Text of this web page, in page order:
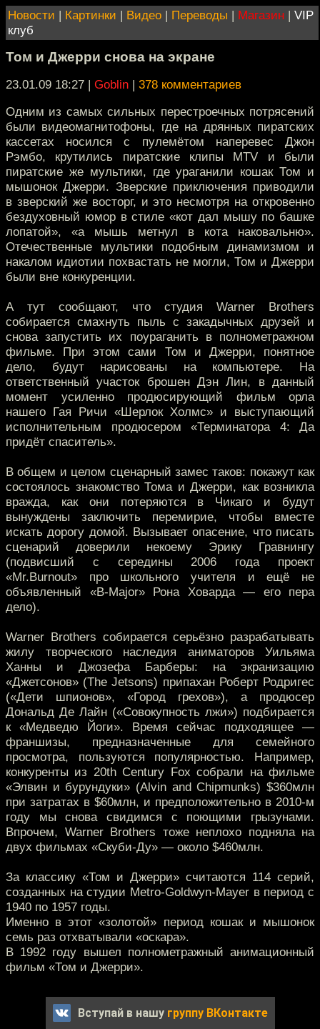
Новости | Картинки | Видео | Переводы | Магазин | VIP
клуб
Том и Джерри снова на экране
23.01.09 18:27 | Goblin | 378 комментариев
Одним из самых сильных перестроечных потрясений
были видеомагнитофоны, где на дрянных пиратских
кассетах носился с пулемётом наперевес Джон
Рэмбо, крутились пиратские клипы MTV и были
пиратские же мультики, где ураганили кошак Том и
мышонок Джерри. Зверские приключения приводили
в зверский же восторг, и это несмотря на откровенно
бездуховный юмор в стиле «кот дал мышу по башке
лопатой», «а мышь метнул в кота наковальню».
Отечественные мультики подобным динамизмом и
накалом идиотии похвастать не могли, Том и Джерри
были вне конкуренции.
А тут сообщают, что студия Warner Brothers
собирается смахнуть пыль с закадычных друзей и
снова запустить их поураганить в полнометражном
фильме. При этом сами Том и Джерри, понятное
дело, будут нарисованы на компьютере. На
ответственный участок брошен Дэн Лин, в данный
момент усиленно продюсирующий фильм орла
нашего Гая Ричи «Шерлок Холмс» и выступающий
исполнительным продюсером «Терминатора 4: Да
придёт спаситель».
В общем и целом сценарный замес таков: покажут как
состоялось знакомство Тома и Джерри, как возникла
вражда, как они потеряются в Чикаго и будут
вынуждены заключить перемирие, чтобы вместе
искать дорогу домой. Вызывает опасение, что писать
сценарий доверили некоему Эрику Гравнингу
(подвисший с середины 2006 года проект
«Mr.Burnout» про школьного учителя и ещё не
объявленный «B-Major» Рона Ховарда — его пера
дело).
Warner Brothers собирается серьёзно разрабатывать
жилу творческого наследия аниматоров Уильяма
Ханны и Джозефа Барберы: на экранизацию
«Джетсонов» (The Jetsons) припахан Роберт Родригес
(«Дети шпионов», «Город грехов»), а продюсер
Дональд Де Лайн («Совокупность лжи») подбирается
к «Медведю Йоги». Время сейчас подходящее —
франшизы, предназначенные для семейного
просмотра, пользуются популярностью. Например,
конкуренты из 20th Century Fox собрали на фильме
«Элвин и бурундуки» (Alvin and Chipmunks) $360млн
при затратах в $60млн, и предположительно в 2010-м
году мы снова свидимся с поющими грызунами.
Впрочем, Warner Brothers тоже неплохо подняла на
двух фильмах «Скуби-Ду» — около $460млн.
За классику «Том и Джерри» считаются 114 серий,
созданных на студии Metro-Goldwyn-Mayer в период с
1940 по 1957 годы.
Именно в этот «золотой» период кошак и мышонок
семь раз отхватывали «оскара».
В 1992 году вышел полнометражный анимационный
фильм «Том и Джерри».
Вступай в нашу группу ВКонтакте